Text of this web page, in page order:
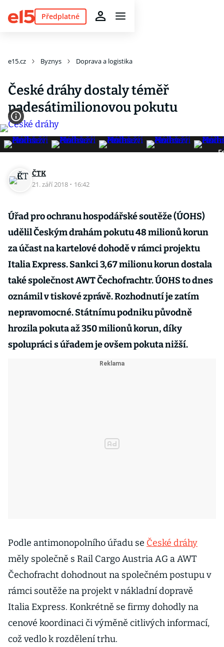
Předplatné
e15.cz Byznys Doprava a logistika
České dráhy dostaly téměř
padesátimilionovou pokutu
ČTK
21. září 2018 · 16:42
Úřad pro ochranu hospodářské soutěže (ÚOHS)
udělil Českým drahám pokutu 48 milionů korun
za účast na kartelové dohodě v rámci projektu
Italia Express. Sankci 3,67 milionu korun dostala
také společnost AWT Čechofrachtr. ÚOHS to dnes
oznámil v tiskové zprávě. Rozhodnutí je zatím
nepravomocné. Státnímu podniku původně
hrozila pokuta až 350 milionů korun, díky
spolupráci s úřadem je ovšem pokuta nižší.
Podle antimonopolního úřadu se České dráhy
měly společně s Rail Cargo Austria AG a AWT
Čechofracht dohodnout na společném postupu v
rámci soutěže na projekt v nákladní dopravě
Italia Express. Konkrétně se firmy dohodly na
cenové koordinaci či výměně citlivých informací,
což vedlo k rozdělení trhu.